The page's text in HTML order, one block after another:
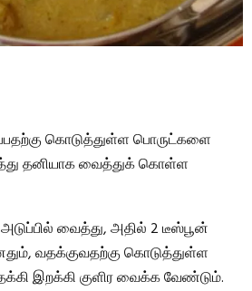
கொடுத்துள்ள பொருட்களை
தனியாக வைத்துக் கொள்ள
வைத்து, அதில் 2 டீஸ்பூன்
வதக்குவதற்கு கொடுத்துள்ள
இறக்கி குளிர வைக்க வேண்டும்.